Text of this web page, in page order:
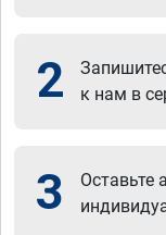
2
к нам в
3
Оставьте